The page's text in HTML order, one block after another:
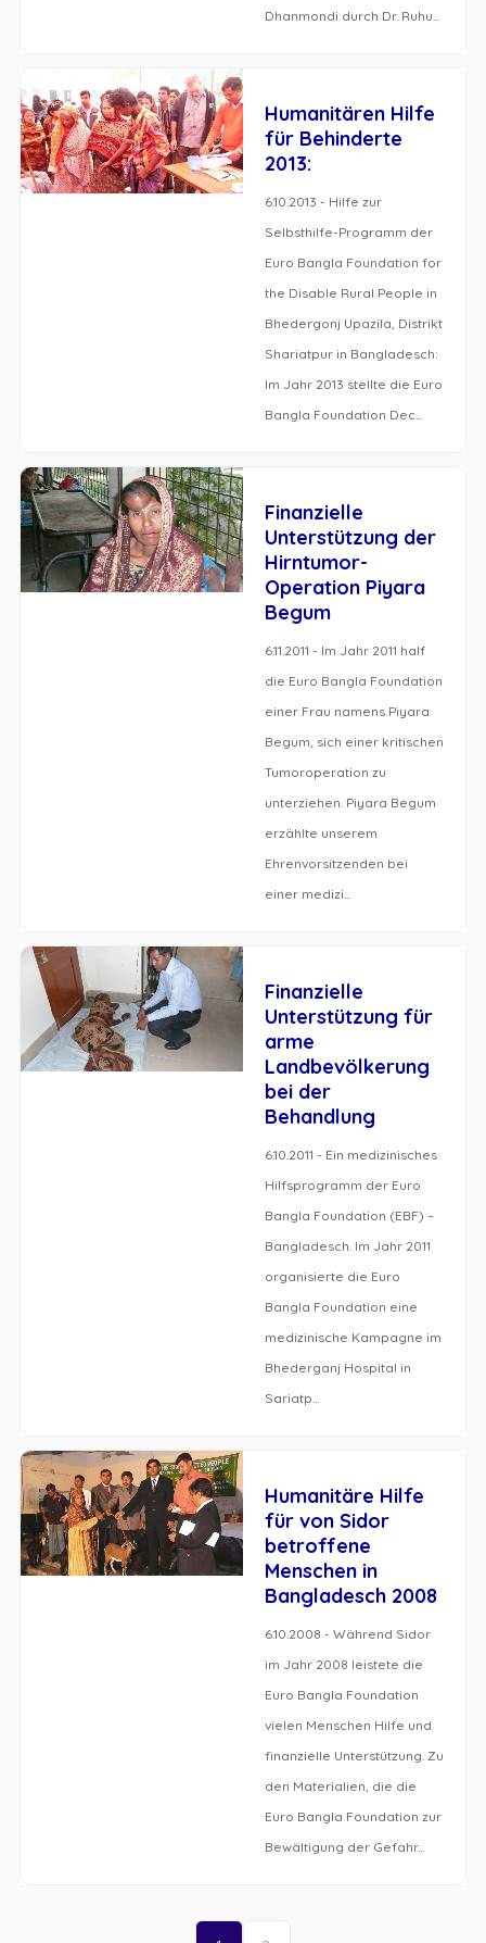
Dhanmondi durch Dr. Ruhu...
Humanitären Hilfe
für Behinderte
2013:
6.10.2013 - Hilfe zur
Selbsthilfe-Programm der
Euro Bangla Foundation for
the Disable Rural People in
Bhedergonj Upazila, Distrikt
Shariatpur in Bangladesch:
Im Jahr 2013 stellte die Euro
Bangla Foundation Dec...
Finanzielle
Unterstützung der
Hirntumor-
Operation Piyara
Begum
6.11.2011 - Im Jahr 2011 half
die Euro Bangla Foundation
einer Frau namens Piyara
Begum, sich einer kritischen
Tumoroperation zu
unterziehen. Piyara Begum
erzählte unserem
Ehrenvorsitzenden bei
einer medizi...
Finanzielle
Unterstützung für
arme
Landbevölkerung
bei der
Behandlung
6.10.2011 - Ein medizinisches
Hilfsprogramm der Euro
Bangla Foundation (EBF) –
Bangladesch. Im Jahr 2011
organisierte die Euro
Bangla Foundation eine
medizinische Kampagne im
Bhederganj Hospital in
Sariatp...
Humanitäre Hilfe
für von Sidor
betroffene
Menschen in
Bangladesch 2008
6.10.2008 - Während Sidor
im Jahr 2008 leistete die
Euro Bangla Foundation
vielen Menschen Hilfe und
finanzielle Unterstützung. Zu
den Materialien, die die
Euro Bangla Foundation zur
Bewältigung der Gefahr...